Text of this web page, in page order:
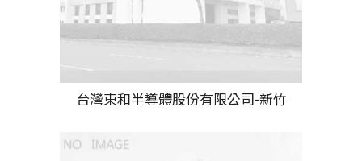
台灣東和半導體股份有限公司-新竹